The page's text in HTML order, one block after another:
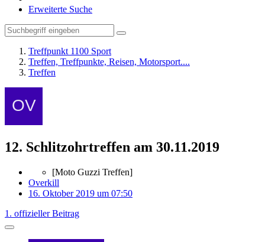
Erweiterte Suche
Treffpunkt 1100 Sport
Treffen, Treffpunkte, Reisen, Motorsport....
Treffen
12. Schlitzohrtreffen am 30.11.2019
[Moto Guzzi Treffen]
Overkill
16. Oktober 2019 um 07:50
1. offizieller Beitrag